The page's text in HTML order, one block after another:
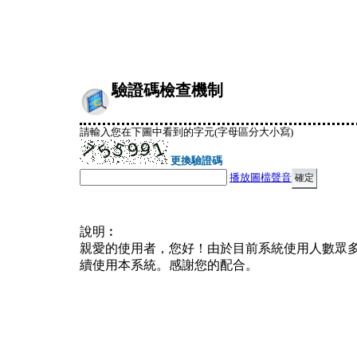
驗證碼檢查機制
請輸入您在下圖中看到的字元(字母區分大小寫)
更換驗證碼
播放圖檔聲音
說明︰
親愛的使用者，您好！由於目前系統使用人數眾
續使用本系統。感謝您的配合。